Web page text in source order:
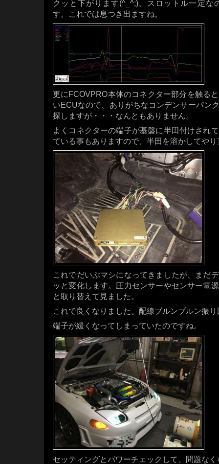
クッと下がります(^_^;)。スロットル一定な
す。これでは息つき出ますね。
更にFCOVPRO本体のコネクター部分を触る
いECUなので、ありがちなコンデンサーパン
探しますが・・・なんともありません。
よくコネクターの端子が基盤に半田付けされ
ている事もありますので、半田を溶かしてや
これでだいぶマシになってきましたが、まだ
ッと変化します。圧力センサーやセンサー電
と取り替えて見ました。
これで良くなりました。配線ブルンブルン振
端子が緩くなってしまっていたのですね。
セッティングとパワーチェックして、問題な